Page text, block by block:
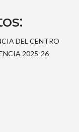
DEL CENTRO
2025-26